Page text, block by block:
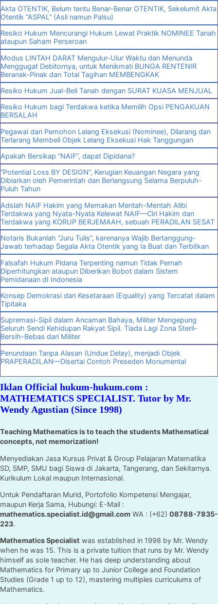
Akta OTENTIK, Belum tentu Benar-Benar OTENTIK, Sekelumit Akta
Otentik “ASPAL” (Asli namun Palsu)
Resiko Hukum Mencurangi Hukum Lewat Praktik NOMINEE Tanah
ataupun Saham Perseroan
Modus LINTAH DARAT Mengulur-Ulur Waktu dan Menunda
Menggugat Debitornya, untuk Menikmati BUNGA RENTENIR
Beranak-Pinak dan Total Tagihan MEMBENGKAK
Resiko Hukum Jual-Beli Tanah dengan SURAT KUASA MENJUAL
Resiko Hukum bagi Terdakwa ketika Memilih Opsi PENGAKUAN
BERSALAH
Pegawai dari Pemohon Lelang Eksekusi (Nominee), Dilarang dan
Terlarang Membeli Objek Lelang Eksekusi Hak Tanggungan
Apakah Bersikap “NAIF”, dapat Dipidana?
“Potential Loss BY DESIGN”, Kerugian Keuangan Negara yang
Dibiarkan oleh Pemerintah dan Berlangsung Selama Berpuluh-
Puluh Tahun
Adslah NAIF Hakim yang Memakan Mentah-Mentah Alibi
Terdakwa yang Nyata-Nyata Kelewat NAIF—Ciri Hakim dan
Terdakwa yang KORUP BERJEMAAH, sebuah PERADILAN SESAT
Notaris Bukanlah “Juru Tulis”, karenanya Wajib Bertanggung-
Jawab terhadap Segala Akta Otentik yang Ia Buat dan Terbitkan
Falsafah Hukum Pidana Terpenting namun Tidak Pernah
Diperhitungkan ataupun Diberikan Bobot dalam Sistem
Pemidanaan dI Indonesia
Konsep Demokrasi dan Kesetaraan (Equality) yang Tercatat dalam
Tipitaka
Supremasi-Sipil dalam Ancaman Bahaya, Militer Mengepung
Seluruh Sendi Kehidupan Rakyat Sipil. Tiada Lagi Zona Steril-
Bersih-Bebas dari Militer
Penundaan Tanpa Alasan (Undue Delay), menjadi Objek
PRAPERADILAN—Disertai Contoh Preseden Monumental
Iklan Official hukum-hukum.com :
MATHEMATICS SPECIALIST. Tutor by Mr.
Wendy Agustian (Since 1998)
Teaching Mathematics is to teach the students Mathematical
concepts, not memorization!
Menyediakan Jasa Kursus Privat & Group Pelajaran Matematika
SD, SMP, SMU bagi Siswa di Jakarta, Tangerang, dan Sekitarnya.
Kurikulum Lokal maupun Internasional.
Untuk Pendaftaran Murid, Portofolio Kompetensi Mengajar,
maupun Kerja Sama, Hubungi: E-Mail :
mathematics.specialist.id@gmail.com WA : (+62) 08788-7835-
223.
Mathematics Specialist was established in 1998 by Mr. Wendy
when he was 15. This is a private tuition that runs by Mr. Wendy
himself as sole teacher. He has deep understanding about
Mathematics for Primary up to Junior College and Foundation
Studies (Grade 1 up to 12), mastering multiples curriculums of
Mathematics.